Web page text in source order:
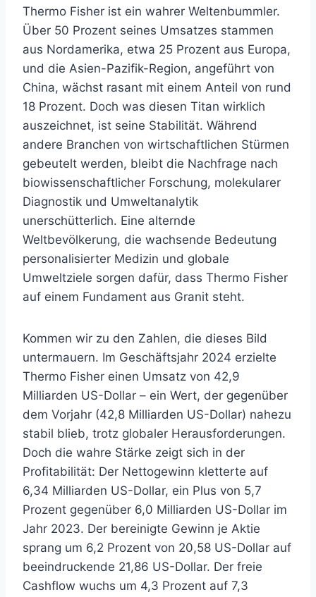
Thermo Fisher ist ein wahrer Weltenbummler.
Über 50 Prozent seines Umsatzes stammen
aus Nordamerika, etwa 25 Prozent aus Europa,
und die Asien-Pazifik-Region, angeführt von
China, wächst rasant mit einem Anteil von rund
18 Prozent. Doch was diesen Titan wirklich
auszeichnet, ist seine Stabilität. Während
andere Branchen von wirtschaftlichen Stürmen
gebeutelt werden, bleibt die Nachfrage nach
biowissenschaftlicher Forschung, molekularer
Diagnostik und Umweltanalytik
unerschütterlich. Eine alternde
Weltbevölkerung, die wachsende Bedeutung
personalisierter Medizin und globale
Umweltziele sorgen dafür, dass Thermo Fisher
auf einem Fundament aus Granit steht.
Kommen wir zu den Zahlen, die dieses Bild
untermauern. Im Geschäftsjahr 2024 erzielte
Thermo Fisher einen Umsatz von 42,9
Milliarden US-Dollar – ein Wert, der gegenüber
dem Vorjahr (42,8 Milliarden US-Dollar) nahezu
stabil blieb, trotz globaler Herausforderungen.
Doch die wahre Stärke zeigt sich in der
Profitabilität: Der Nettogewinn kletterte auf
6,34 Milliarden US-Dollar, ein Plus von 5,7
Prozent gegenüber 6,0 Milliarden US-Dollar im
Jahr 2023. Der bereinigte Gewinn je Aktie
sprang um 6,2 Prozent von 20,58 US-Dollar auf
beeindruckende 21,86 US-Dollar. Der freie
Cashflow wuchs um 4,3 Prozent auf 7,3